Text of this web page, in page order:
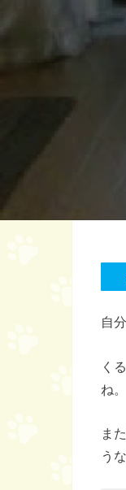
自
く
ね。
ま
う